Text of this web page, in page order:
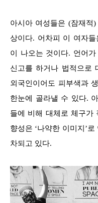
아시아 여성들은 (잠재적
상이다. 어차피 이 여자
이 나오는 것이다. 언어
신고를 하거나 법적으로
외국인이어도 피부색과
한눈에 골라낼 수 있다.
들에 비해 대체로 체구가
향성은 ‘나약한 이미지’
차되고 있다.